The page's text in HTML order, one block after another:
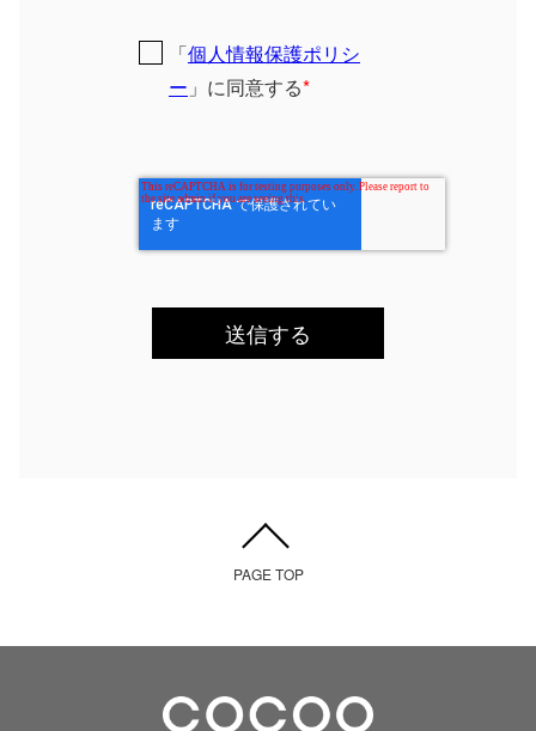
「個人情報保護ポリシ
ー 」に同意する*
PAGE TOP